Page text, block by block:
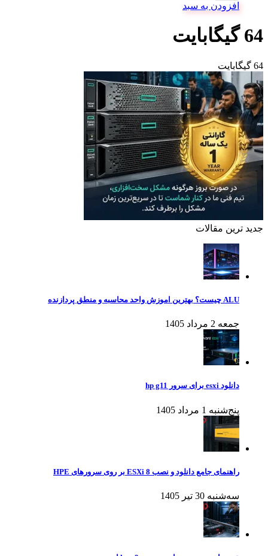
افزودن به سبد
64 گیگابایت
64 گیگابایت
جدید ترین مقالات
ALU چیست؟ بهترین اموزش واحد محاسبه و منطق پردازنده
جمعه 2 مرداد 1405
دانلود esxi برای سرور hp g11
پنج‌شنبه 1 مرداد 1405
راهنمای جامع دانلود و نصب ESXi 8 بر روی سرورهای HPE
سه‌شنبه 30 تیر 1405